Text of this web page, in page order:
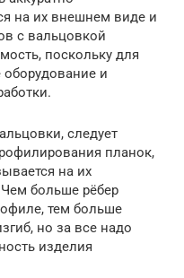
на их внешнем виде и
с вальцовкой
поскольку для
и
следует
планок,
на их
Чем больше рёбер
тем больше
но за все надо
изделия